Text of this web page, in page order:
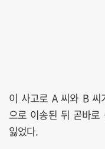
이 사고로 A 씨와 B 씨
으로 이송된 뒤 곧바
잃었다.